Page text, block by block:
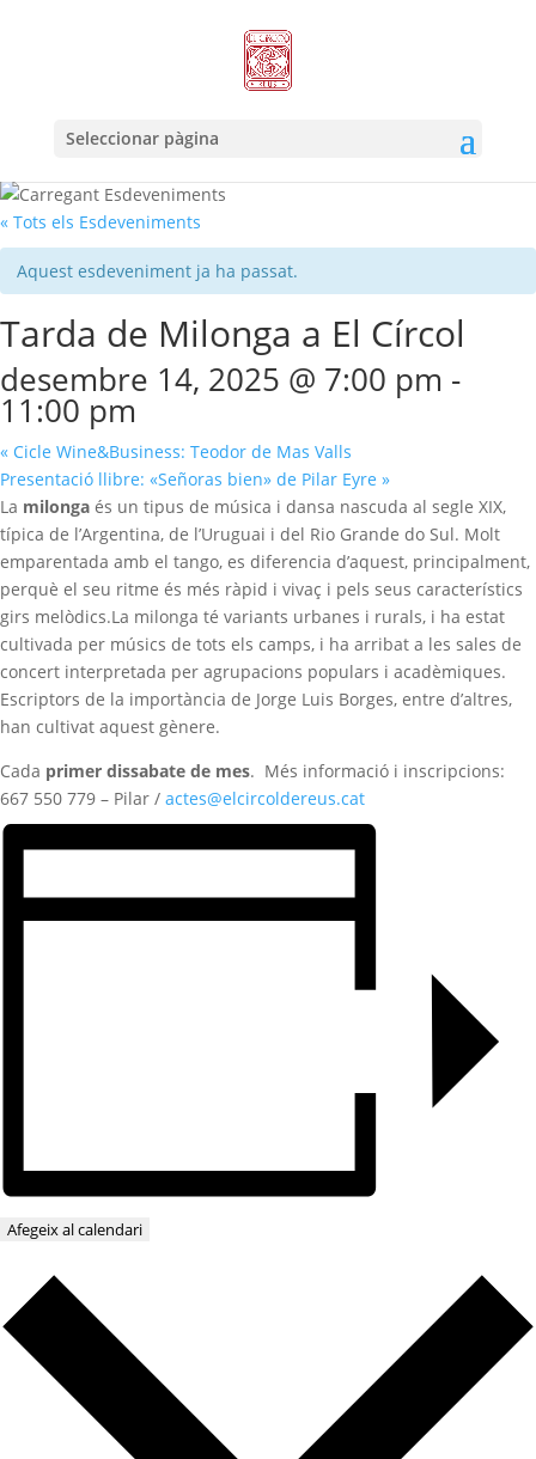
Seleccionar pàgina
« Tots els Esdeveniments
Aquest esdeveniment ja ha passat.
Tarda de Milonga a El Círcol
desembre 14, 2025 @ 7:00 pm -
11:00 pm
« Cicle Wine&Business: Teodor de Mas Valls
Presentació llibre: «Señoras bien» de Pilar Eyre »
La milonga és un tipus de música i dansa nascuda al segle XIX,
típica de l’Argentina, de l’Uruguai i del Rio Grande do Sul. Molt
emparentada amb el tango, es diferencia d’aquest, principalment,
perquè el seu ritme és més ràpid i vivaç i pels seus característics
girs melòdics.La milonga té variants urbanes i rurals, i ha estat
cultivada per músics de tots els camps, i ha arribat a les sales de
concert interpretada per agrupacions populars i acadèmiques.
Escriptors de la importància de Jorge Luis Borges, entre d’altres,
han cultivat aquest gènere.
Cada primer dissabate de mes. Més informació i inscripcions:
667 550 779 – Pilar / actes@elcircoldereus.cat
Afegeix al calendari